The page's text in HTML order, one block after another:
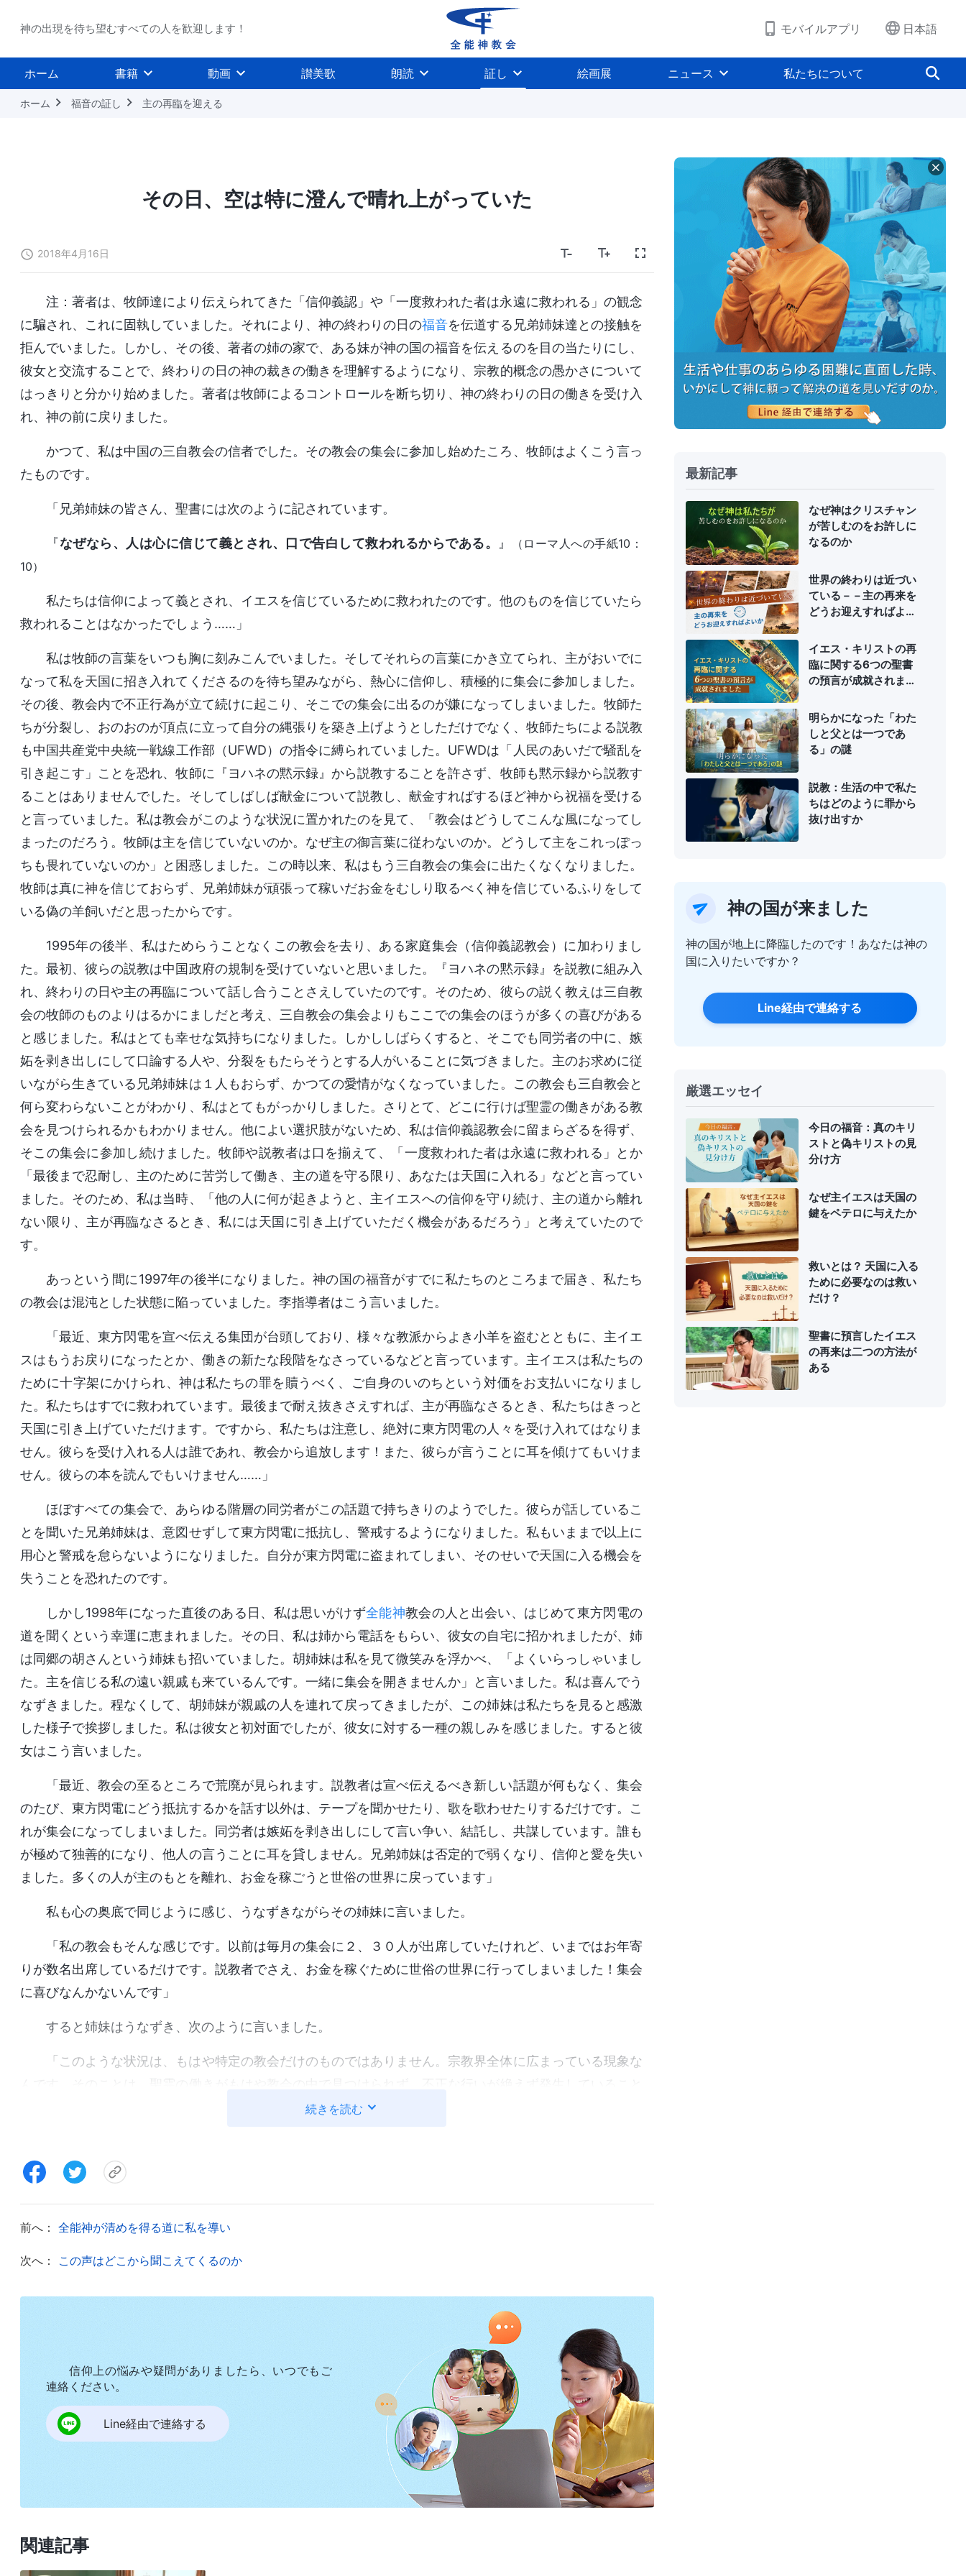
神の出現を待ち望むすべての人を歓迎します！ モバイルアプリ 日本語
ホーム 書籍 動画 讃美歌 朗読 証し 絵画展 ニュース 私たちについて
ホーム 福音の証し 主の再臨を迎える
その日、空は特に澄んで晴れ上がっていた
2018年4月16日
注：著者は、牧師達により伝えられてきた「信仰義認」や「一度救われた者は永遠に救われる」の観念
に騙され、これに固執していました。それにより、神の終わりの日の福音を伝道する兄弟姉妹達との接触を
拒んでいました。しかし、その後、著者の姉の家で、ある妹が神の国の福音を伝えるのを目の当たりにし、
彼女と交流することで、終わりの日の神の裁きの働きを理解するようになり、宗教的概念の愚かさについて
はっきりと分かり始めました。著者は牧師によるコントロールを断ち切り、神の終わりの日の働きを受け入
れ、神の前に戻りました。
かつて、私は中国の三自教会の信者でした。その教会の集会に参加し始めたころ、牧師はよくこう言っ
たものです。
「兄弟姉妹の皆さん、聖書には次のように記されています。
『なぜなら、人は心に信じて義とされ、口で告白して救われるからである。 』
（ローマ人への手紙10：
10）
私たちは信仰によって義とされ、イエスを信じているために救われたのです。他のものを信じていたら
救われることはなかったでしょう……」
私は牧師の言葉をいつも胸に刻みこんでいました。そしてそれらの言葉にかき立てられ、主がおいでに
なって私を天国に招き入れてくださるのを待ち望みながら、熱心に信仰し、積極的に集会に参加しました。
その後、教会内で不正行為が立て続けに起こり、そこでの集会に出るのが嫌になってしまいました。牧師た
ちが分裂し、おのおのが頂点に立って自分の縄張りを築き上げようとしただけでなく、牧師たちによる説教
も中国共産党中央統一戦線工作部（UFWD）の指令に縛られていました。UFWDは「人民のあいだで騒乱を
引き起こす」ことを恐れ、牧師に『ヨハネの黙示録』から説教することを許さず、牧師も黙示録から説教す
ることはありませんでした。そしてしばしば献金について説教し、献金すればするほど神から祝福を受ける
と言っていました。私は教会がこのような状況に置かれたのを見て、「教会はどうしてこんな風になってし
まったのだろう。牧師は主を信じていないのか。なぜ主の御言葉に従わないのか。どうして主をこれっぽっ
ちも畏れていないのか」と困惑しました。この時以来、私はもう三自教会の集会に出たくなくなりました。
牧師は真に神を信じておらず、兄弟姉妹が頑張って稼いだお金をむしり取るべく神を信じているふりをして
いる偽の羊飼いだと思ったからです。
1995年の後半、私はためらうことなくこの教会を去り、ある家庭集会（信仰義認教会）に加わりまし
た。最初、彼らの説教は中国政府の規制を受けていないと思いました。『ヨハネの黙示録』を説教に組み入
れ、終わりの日や主の再臨について話し合うことさえしていたのです。そのため、彼らの説く教えは三自教
会の牧師のものよりはるかにましだと考え、三自教会の集会よりもここでの集会のほうが多くの喜びがある
と感じました。私はとても幸せな気持ちになりました。しかししばらくすると、そこでも同労者の中に、嫉
妬を剥き出しにして口論する人や、分裂をもたらそうとする人がいることに気づきました。主のお求めに従
いながら生きている兄弟姉妹は１人もおらず、かつての愛情がなくなっていました。この教会も三自教会と
何ら変わらないことがわかり、私はとてもがっかりしました。さりとて、どこに行けば聖霊の働きがある教
会を見つけられるかもわかりません。他によい選択肢がないため、私は信仰義認教会に留まらざるを得ず、
そこの集会に参加し続けました。牧師や説教者は口を揃えて、「一度救われた者は永遠に救われる」とか
「最後まで忍耐し、主のために苦労して働き、主の道を守る限り、あなたは天国に入れる」などと言ってい
ました。そのため、私は当時、「他の人に何が起きようと、主イエスへの信仰を守り続け、主の道から離れ
ない限り、主が再臨なさるとき、私には天国に引き上げていただく機会があるだろう」と考えていたので
す。
あっという間に1997年の後半になりました。神の国の福音がすでに私たちのところまで届き、私たち
の教会は混沌とした状態に陥っていました。李指導者はこう言いました。
「最近、東方閃電を宣べ伝える集団が台頭しており、様々な教派からよき小羊を盗むとともに、主イエ
スはもうお戻りになったとか、働きの新たな段階をなさっているなどと言っています。主イエスは私たちの
ために十字架にかけられ、神は私たちの罪を贖うべく、ご自身のいのちという対価をお支払いになりまし
た。私たちはすでに救われています。最後まで耐え抜きさえすれば、主が再臨なさるとき、私たちはきっと
天国に引き上げていただけます。ですから、私たちは注意し、絶対に東方閃電の人々を受け入れてはなりま
せん。彼らを受け入れる人は誰であれ、教会から追放します！また、彼らが言うことに耳を傾けてもいけま
せん。彼らの本を読んでもいけません……」
ほぼすべての集会で、あらゆる階層の同労者がこの話題で持ちきりのようでした。彼らが話しているこ
とを聞いた兄弟姉妹は、意図せずして東方閃電に抵抗し、警戒するようになりました。私もいままで以上に
用心と警戒を怠らないようになりました。自分が東方閃電に盗まれてしまい、そのせいで天国に入る機会を
失うことを恐れたのです。
しかし1998年になった直後のある日、私は思いがけず全能神教会の人と出会い、はじめて東方閃電の
道を聞くという幸運に恵まれました。その日、私は姉から電話をもらい、彼女の自宅に招かれましたが、姉
は同郷の胡さんという姉妹も招いていました。胡姉妹は私を見て微笑みを浮かべ、「よくいらっしゃいまし
た。主を信じる私の遠い親戚も来ているんです。一緒に集会を開きませんか」と言いました。私は喜んでう
なずきました。程なくして、胡姉妹が親戚の人を連れて戻ってきましたが、この姉妹は私たちを見ると感激
した様子で挨拶しました。私は彼女と初対面でしたが、彼女に対する一種の親しみを感じました。すると彼
女はこう言いました。
「最近、教会の至るところで荒廃が見られます。説教者は宣べ伝えるべき新しい話題が何もなく、集会
のたび、東方閃電にどう抵抗するかを話す以外は、テープを聞かせたり、歌を歌わせたりするだけです。こ
れが集会になってしまいました。同労者は嫉妬を剥き出しにして言い争い、結託し、共謀しています。誰も
が極めて独善的になり、他人の言うことに耳を貸しません。兄弟姉妹は否定的で弱くなり、信仰と愛を失い
ました。多くの人が主のもとを離れ、お金を稼ごうと世俗の世界に戻っています」
私も心の奥底で同じように感じ、うなずきながらその姉妹に言いました。
「私の教会もそんな感じです。以前は毎月の集会に２、３０人が出席していたけれど、いまではお年寄
りが数名出席しているだけです。説教者でさえ、お金を稼ぐために世俗の世界に行ってしまいました！集会
に喜びなんかないんです」
すると姉妹はうなずき、次のように言いました。
「このような状況は、もはや特定の教会だけのものではありません。宗教界全体に広まっている現象な
を示しています。これは主の再臨のしるしです。まさに、神殿が家畜を売ったりお金のやり取りをしたりす
らです」
るだろう。しかし、彼はまず多くの苦しみを受け、またこの時代の人々に捨てられねばならない。そして、
私はしばらく真剣に考えてからぎこちなく微笑み、「姉妹、聖書に書いてあるこの聖句は、主の到来に
ついてのものではないでしょうか」と言いました。すると姉妹はこう答えました。
「聖書のこの聖句は主の到来について述べています。しかし、あの遠い昔の時代における主イエスの到
来を述べているのではありません。むしろ、終わりの日における主の到来を指しているのです。と言うの
も、主はここで、終わりの日に戻られた際に何が起きるかをとても明確に預言なさっているからです。姉
受肉されて働きの新たな段階をなさっているからです。神の働きは前進しており、神の新たな働きに従わな
い人は聖霊の働きを失います」
続きを読む
前へ： 全能神が清めを得る道に私を導い
次へ： この声はどこから聞こえてくるのか
信仰上の悩みや疑問がありましたら、いつでもご
連絡ください。
Line経由で連絡する
関連記事
最新記事
なぜ神はクリスチャン
が苦しむのをお許しに
なるのか
世界の終わりは近づい
ている－－主の再来を
どうお迎えすればよい
イエス・キリストの再
臨に関する6つの聖書
の預言が成就されまし
明らかになった「わた
しと父とは一つであ
る」の謎
説教：生活の中で私た
ちはどのように罪から
抜け出すか
神の国が来ました
神の国が地上に降臨したのです！あなたは神の
国に入りたいですか？
Line経由で連絡する
厳選エッセイ
今日の福音：真のキリ
ストと偽キリストの見
分け方
なぜ主イエスは天国の
鍵をペテロに与えたか
救いとは？ 天国に入る
ために必要なのは救い
だけ？
聖書に預言したイエス
の再来は二つの方法が
ある